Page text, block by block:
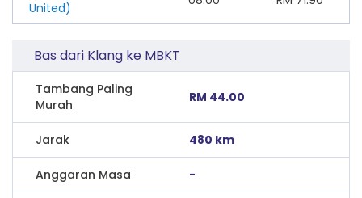
United)
Bas dari Klang ke MBKT
Tambang Paling
Murah
RM 44.00
Jarak 480 km
Anggaran Masa -